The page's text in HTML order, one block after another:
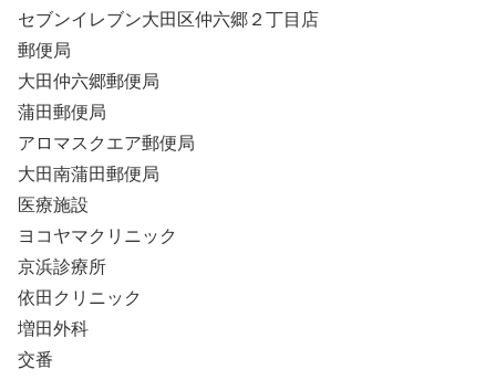
セブンイレブン大田区仲六郷２丁目店
郵便局
大田仲六郷郵便局
蒲田郵便局
アロマスクエア郵便局
大田南蒲田郵便局
医療施設
ヨコヤマクリニック
京浜診療所
依田クリニック
増田外科
交番